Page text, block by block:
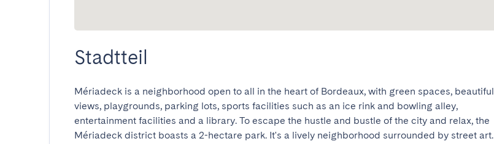
Stadtteil
Mériadeck is a neighborhood open to all in the heart of Bordeaux, with green spaces, beautiful
views, playgrounds, parking lots, sports facilities such as an ice rink and bowling alley,
entertainment facilities and a library. To escape the hustle and bustle of the city and relax, the
Mériadeck district boasts a 2-hectare park. It's a lively neighborhood surrounded by street art.